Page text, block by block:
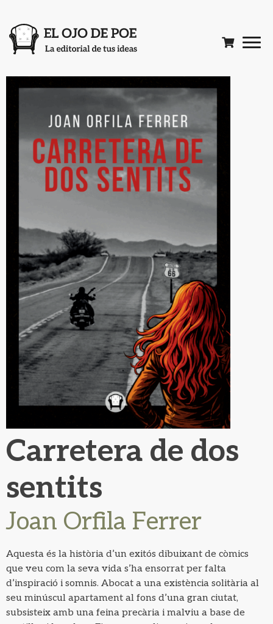
Carretera de dos
sentits
Joan Orfila Ferrer
Aquesta és la història d’un exitós dibuixant de còmics
que veu com la seva vida s’ha ensorrat per falta
d’inspiració i somnis. Abocat a una existència solitària al
seu minúscul apartament al fons d’una gran ciutat,
subsisteix amb una feina precària i malviu a base de